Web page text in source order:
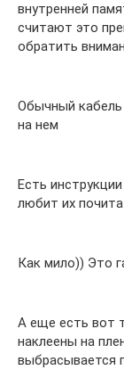
внутренней
считают это
обратить
Обычный
на нем
Есть
любит их
Как мило)) Это
А еще есть вот
наклеены на
выбрасывается